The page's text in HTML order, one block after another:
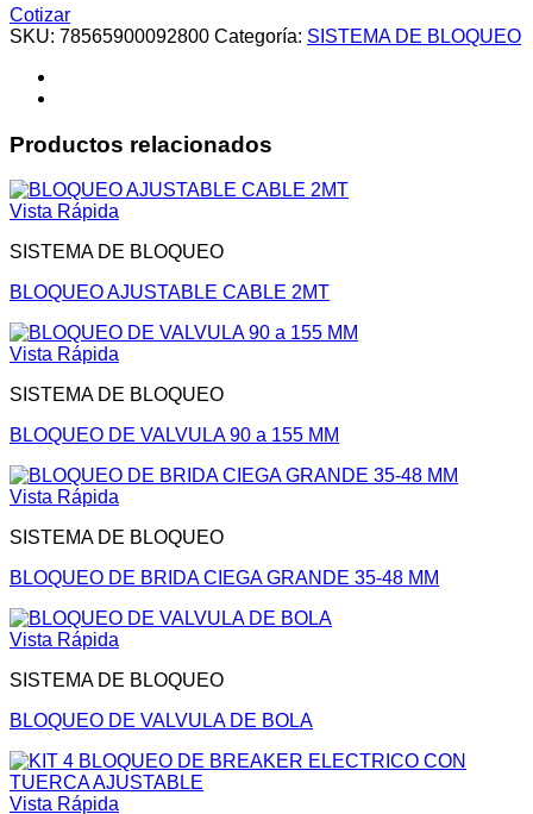
Cotizar
SKU: 78565900092800 Categoría: SISTEMA DE BLOQUEO
Productos relacionados
Vista Rápida
SISTEMA DE BLOQUEO
BLOQUEO AJUSTABLE CABLE 2MT
Vista Rápida
SISTEMA DE BLOQUEO
BLOQUEO DE VALVULA 90 a 155 MM
Vista Rápida
SISTEMA DE BLOQUEO
BLOQUEO DE BRIDA CIEGA GRANDE 35-48 MM
Vista Rápida
SISTEMA DE BLOQUEO
BLOQUEO DE VALVULA DE BOLA
Vista Rápida